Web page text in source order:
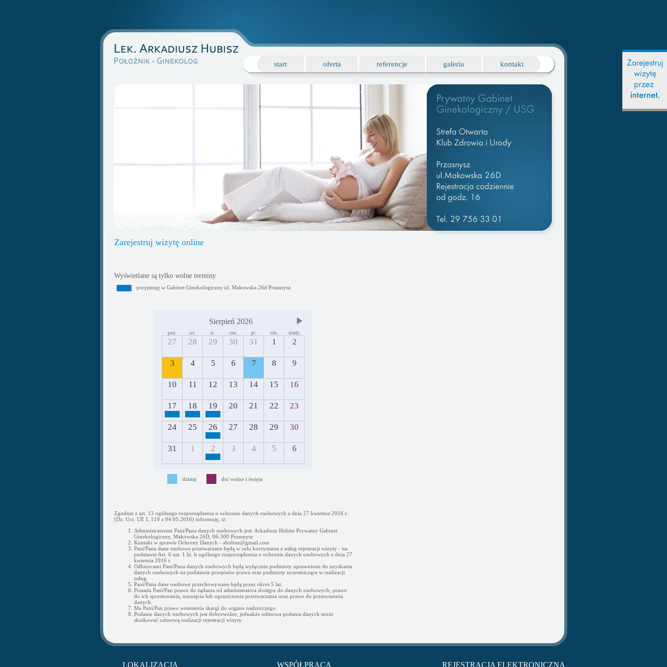
start oferta referencje galeria kontakt
Zarejestruj wizytę online
Wyświetlane są tylko wolne terminy
przyjmuję w Gabinet Ginekologiczny ul. Makowska 26d Przasnysz
Sierpień 2026
pon. wt. śr. czw. pt. sob. niedz.
27 28 29 30 31 1 2
3 4 5 6 7 8 9
10 11 12 13 14 15 16
17 18 19 20 21 22 23
24 25 26 27 28 29 30
31 1 2 3 4 5 6
dzisiaj dni wolne i święta
Zgodnie z art. 13 ogólnego rozporządzenia o ochronie danych osobowych z dnia 27 kwietnia 2016 r.
(Dz. Urz. UE L 119 z 04.05.2016) informuję, iż:
Administratorem Pani/Pana danych osobowych jest: Arkadiusz Hubisz Prywatny Gabinet
Ginekologiczny, Makowska 26D, 06-300 Przasnysz
Kontakt w sprawie Ochrony Danych - ahubisz@gmail.com
Pani/Pana dane osobowe przetwarzane będą w celu korzystania z usług rejestracji wizyty - na
podstawie Art. 6 ust. 1 lit. b ogólnego rozporządzenia o ochronie danych osobowych z dnia 27
kwietnia 2016 r.
Odbiorcami Pani/Pana danych osobowych będą wyłącznie podmioty uprawnione do uzyskania
danych osobowych na podstawie przepisów prawa oraz podmioty uczestniczące w realizacji
usług.
Pani/Pana dane osobowe przechowywane będą przez okres 5 lat.
Posiada Pani/Pan prawo do żądania od administratora dostępu do danych osobowych, prawo
do ich sprostowania, usunięcia lub ograniczenia przetwarzania oraz prawo do przenoszenia
danych.
Ma Pani/Pan prawo wniesienia skargi do organu nadzorczego.
Podanie danych osobowych jest dobrowolne, jednakże odmowa podania danych może
skutkować odmową realizacji rejestracji wizyty.
LOKALIZACJA WSPÓŁPRACA REJESTRACJA ELEKTRONICZNA